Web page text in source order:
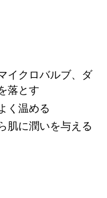
イクロバルブ、ダ
落とす
く温める
肌に潤いを与える